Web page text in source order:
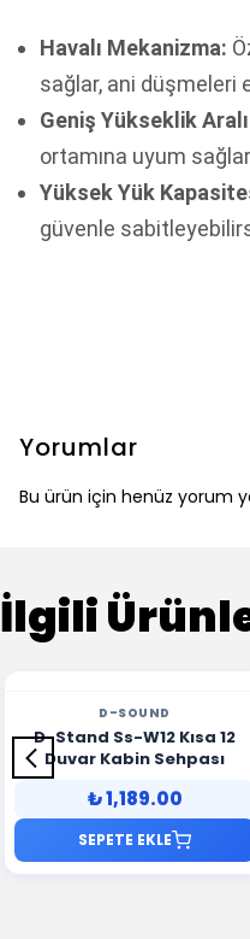
Havalı Mekanizma:
sağlar, ani düşmeleri
Geniş Yükseklik
ortamına uyum
Yüksek Yük
güvenle
Yorumlar
Bu ürün için henüz yorum
İlgili
D-SOUND
D-Stand Ss-W12 Kısa 12
Duvar Kabin Sehpası
₺ 1,189.00
SEPETE EKLE